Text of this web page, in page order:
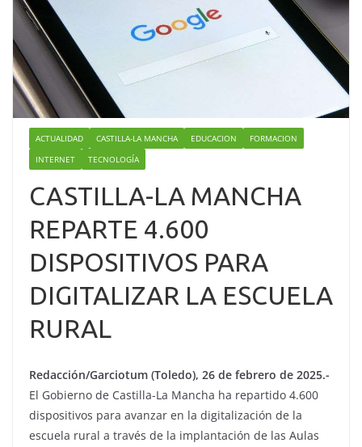
ACTUALIDAD CASTILLA-LA MANCHA EDUCACION
FORMACION
INTERNET
TECNOLOGÍA
CASTILLA-LA MANCHA
REPARTE 4.600
DISPOSITIVOS PARA
DIGITALIZAR LA ESCUELA
RURAL
Redacción/Garciotum (Toledo), 26 de febrero de 2025.-
El Gobierno de Castilla-La Mancha ha repartido 4.600
dispositivos para avanzar en la digitalización de la
escuela rural a través de la implantación de las Aulas